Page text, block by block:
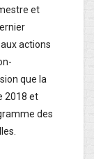
et
actions
que la
2018 et
des